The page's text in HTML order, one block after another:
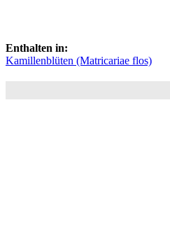
Enthalten in:
Kamillenblüten (Matricariae flos)